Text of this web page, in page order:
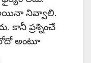
అయినా నివ్వాలి.
కానీ ప్రశ్నించే
అంటూ